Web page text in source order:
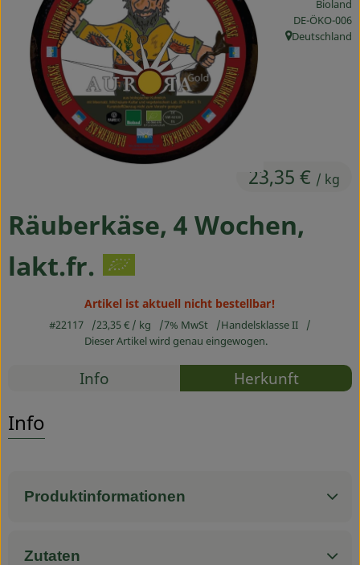
Ökokisten
Obst & Gemüse
Kühltheke
Backwaren
Haltbares
Drogerie
Über uns
Räuberkäse, 4 Wochen,
lakt.fr.
23,35 € / kg
Bioland
,DE-ÖKO-006
, Herkunft:
Deutschland
Artikel ist aktuell nicht bestellbar!
#22117 23,35 € / kg 7% MwSt
Handelsklasse II
Dieser Artikel wird genau eingewogen.
Rezepte
Info Herkunft
Info
Produktinformationen
Zutaten